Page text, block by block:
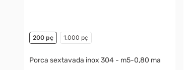
200 pç 1.000 pç
Porca sextavada inox 304 - m5-0,80 ma